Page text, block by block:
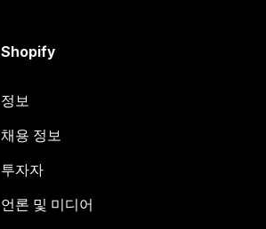
Shopify
정보
채용 정보
투자자
언론 및 미디어